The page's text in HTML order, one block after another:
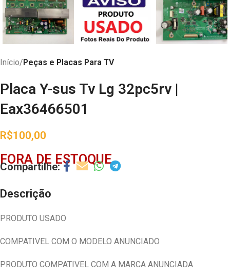
Início Peças e Placas Para TV
Placa Y-sus Tv Lg 32pc5rv |
Eax36466501
R$100,00
FORA DE ESTOQUE
Descrição
PRODUTO USADO
COMPATIVEL COM O MODELO ANUNCIADO
PRODUTO COMPATIVEL COM A MARCA ANUNCIADA